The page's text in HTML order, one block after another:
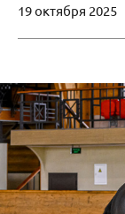
19 октября 2025